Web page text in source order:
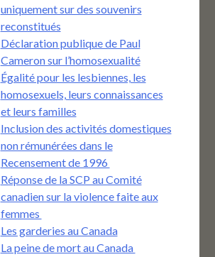
uniquement sur des souvenirs
reconstitués
Déclaration publique de Paul
Cameron sur l’homosexualité
Égalité pour les lesbiennes, les
homosexuels, leurs connaissances
et leurs familles
Inclusion des activités domestiques
non rémunérées dans le
Recensement de 1996
Réponse de la SCP au Comité
canadien sur la violence faite aux
femmes
Les garderies au Canada
La peine de mort au Canada